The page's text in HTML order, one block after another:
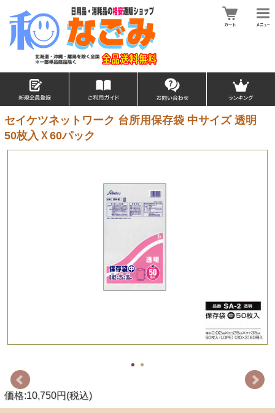
セイケツネットワーク 台所用保存袋 中サイズ 透明
50枚入Ｘ60パック
価格:10,750円(税込)